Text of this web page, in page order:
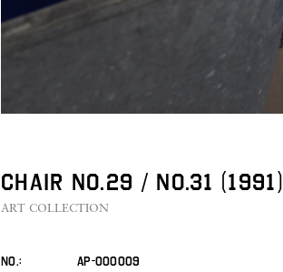
Chair No.29 / No.31 (1991)
ART COLLECTION
No.
Ap-000009